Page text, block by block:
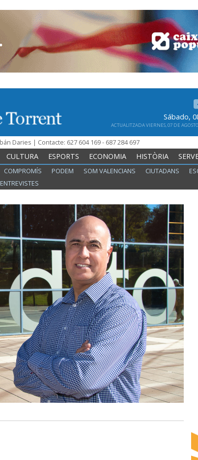
Sábado,
ACTUALITZADA VIERNES, 07 DE
Daries | Contacte: 627 604 169 - 687 284 697
CULTURA ESPORTS ECONOMIA HISTÒRIA
COMPROMÍS PODEM SOM VALENCIANS CIUTADANS
ENTREVISTES